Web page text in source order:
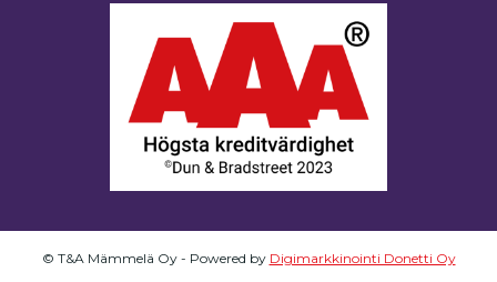
© T&A Mämmelä Oy - Powered by Digimarkkinointi Donetti Oy